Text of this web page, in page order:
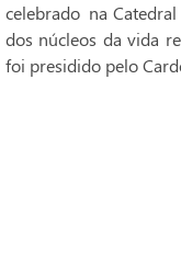
celebrado na Catedral
dos núcleos da vida
foi presidido pelo